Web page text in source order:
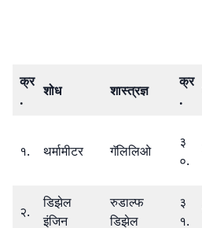
क्र
.
शोध शास्त्रज्ञ
क्र
.
१. थर्मामीटर गॅलिलिओ
३
०.
२.
डिझेल
इंजिन
रुडाल्फ
डिझेल
३
१.